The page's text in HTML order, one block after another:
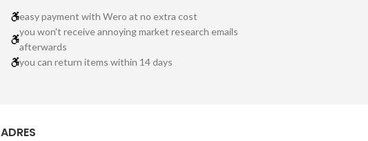
easy payment with Wero at no extra cost
you won't receive annoying market research emails
afterwards
you can return items within 14 days
ADRES